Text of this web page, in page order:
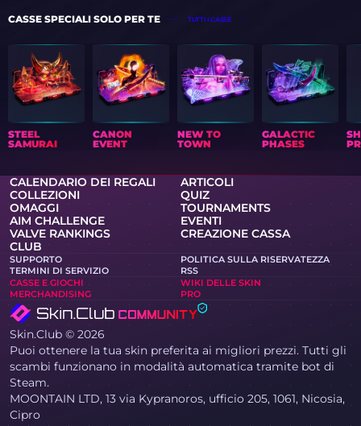
CASSE SPECIALI SOLO PER TE TUTTI I CASSE
STEEL
SAMURAI
CANON
EVENT
NEW TO
TOWN
GALACTIC
PHASES
CALENDARIO DEI REGALI
ARTICOLI
COLLEZIONI
QUIZ
OMAGGI
TOURNAMENTS
AIM CHALLENGE
EVENTI
VALVE RANKINGS
CREAZIONE CASSA
CLUB
SUPPORTO
POLITICA SULLA RISERVATEZZA
TERMINI DI SERVIZIO
RSS
CASSE E GIOCHI
WIKI DELLE SKIN
MERCHANDISING
PRO
Skin.Club © 2026
Puoi ottenere la tua skin preferita ai migliori prezzi. Tutti gli
scambi funzionano in modalità automatica tramite bot di
Steam.
MOONTAIN LTD, 13 via Kypranoros, ufficio 205, 1061, Nicosia,
Cipro